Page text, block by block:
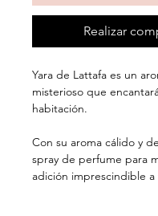
Realizar
Yara de Lattafa es un
misterioso que
habitación.
Con su aroma cálido y
spray de perfume para
adición imprescindible